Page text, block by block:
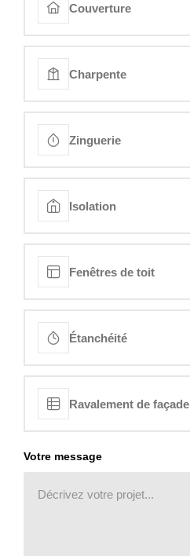
Couverture
Charpente
Zinguerie
Isolation
Fenêtres de toit
Étanchéité
Ravalement de façade
Votre message